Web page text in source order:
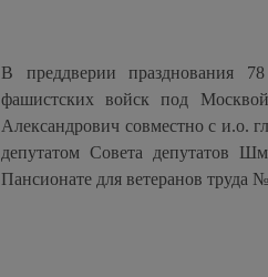
В преддверии празднования
фашистских войск под
Александрович совместно с и.о.
депутатом Совета депутатов
Пансионате для ветеранов